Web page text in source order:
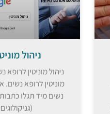
ניהול
ניהול מוניטין
מוניטין לרופא
נשים מיד תגלו